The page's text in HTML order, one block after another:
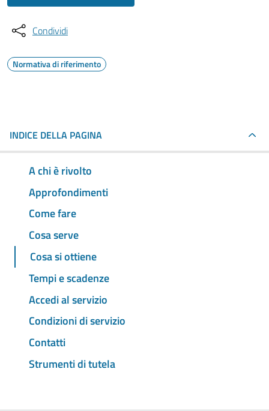
Condividi
Normativa di riferimento
INDICE DELLA PAGINA
A chi è rivolto
Approfondimenti
Come fare
Cosa serve
Cosa si ottiene
Tempi e scadenze
Accedi al servizio
Condizioni di servizio
Contatti
Strumenti di tutela